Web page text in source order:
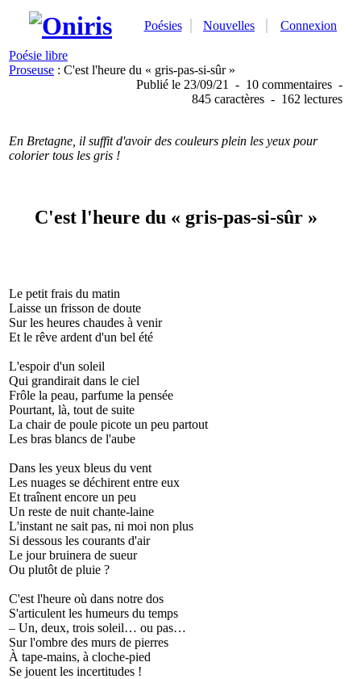
Poésies Nouvelles Connexion
Poésie libre
Proseuse : C'est l'heure du « gris-pas-si-sûr »
Publié le 23/09/21 - 10 commentaires -
845 caractères - 162 lectures
En Bretagne, il suffit d'avoir des couleurs plein les yeux pour
colorier tous les gris !
C'est l'heure du « gris-pas-si-sûr »
Le petit frais du matin
Laisse un frisson de doute
Sur les heures chaudes à venir
Et le rêve ardent d'un bel été
L'espoir d'un soleil
Qui grandirait dans le ciel
Frôle la peau, parfume la pensée
Pourtant, là, tout de suite
La chair de poule picote un peu partout
Les bras blancs de l'aube
Dans les yeux bleus du vent
Les nuages se déchirent entre eux
Et traînent encore un peu
Un reste de nuit chante-laine
L'instant ne sait pas, ni moi non plus
Si dessous les courants d'air
Le jour bruinera de sueur
Ou plutôt de pluie ?
C'est l'heure où dans notre dos
S'articulent les humeurs du temps
– Un, deux, trois soleil… ou pas…
Sur l'ombre des murs de pierres
À tape-mains, à cloche-pied
Se jouent les incertitudes !